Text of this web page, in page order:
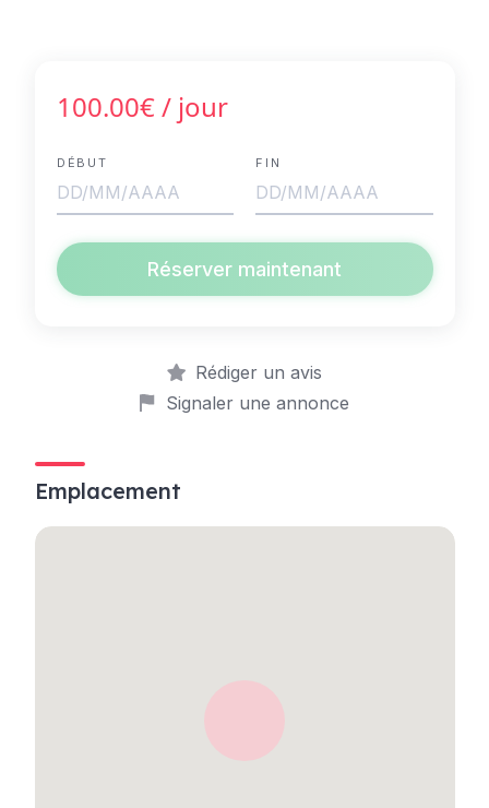
100.00€/ jour
DÉBUT FIN
Réserver maintenant
Rédiger un avis
Signaler une annonce
Emplacement